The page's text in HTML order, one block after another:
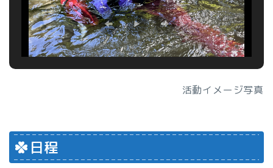
活動イメージ写真
日程